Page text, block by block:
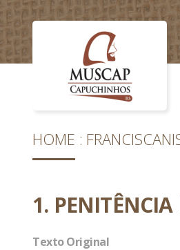
HOME
1. PENITÊNCIA
Texto Original